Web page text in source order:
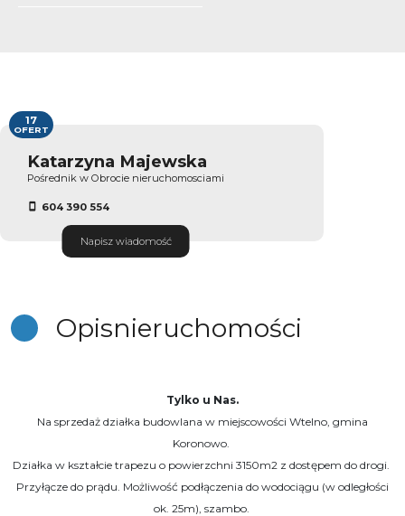
Katarzyna Majewska
Pośrednik w Obrocie nieruchomosciami
604 390 554
Napisz wiadomość
17
OFERT
Opisnieruchomości
Tylko u Nas.
Na sprzedaż działka budowlana w miejscowości Wtelno, gmina
Koronowo.
Działka w kształcie trapezu o powierzchni 3150m2 z dostępem do drogi.
Przyłącze do prądu. Możliwość podłączenia do wodociągu (w odległości
ok. 25m), szambo.